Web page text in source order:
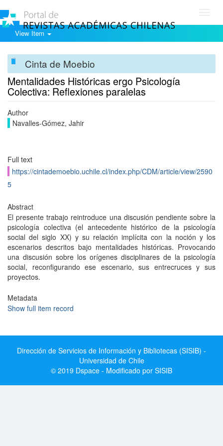
View Item
Cinta de Moebio
Mentalidades Históricas ergo Psicología
Colectiva: Reflexiones paralelas
Author
Navalles-Gómez, Jahir
Full text
https://cintademoebio.uchile.cl/index.php/CDM/article/view/2590
5
Abstract
El presente trabajo reintroduce una discusión pendiente sobre la
psicología colectiva (el antecedente histórico de la psicología
social del siglo XX) y su relación implícita con la noción y los
escenarios descritos bajo mentalidades históricas. Provocando
una discusión sobre los orígenes disciplinares de la psicología
social, reconfigurando ese escenario, sus entrecruces y sus
proyectos.
Metadata
Show full item record
Dirección de Servicios de Información y Bibliotecas (SISIB) -
Universidad de Chile
© 2019 Dspace - Modificado por SISIB